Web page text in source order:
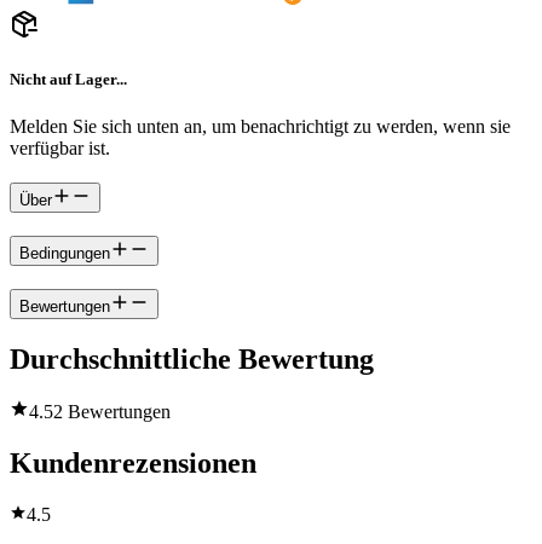
Nicht auf Lager...
Melden Sie sich unten an, um benachrichtigt zu werden, wenn sie
verfügbar ist.
Über
Bedingungen
Bewertungen
Durchschnittliche Bewertung
4.52 Bewertungen
Kundenrezensionen
4.5